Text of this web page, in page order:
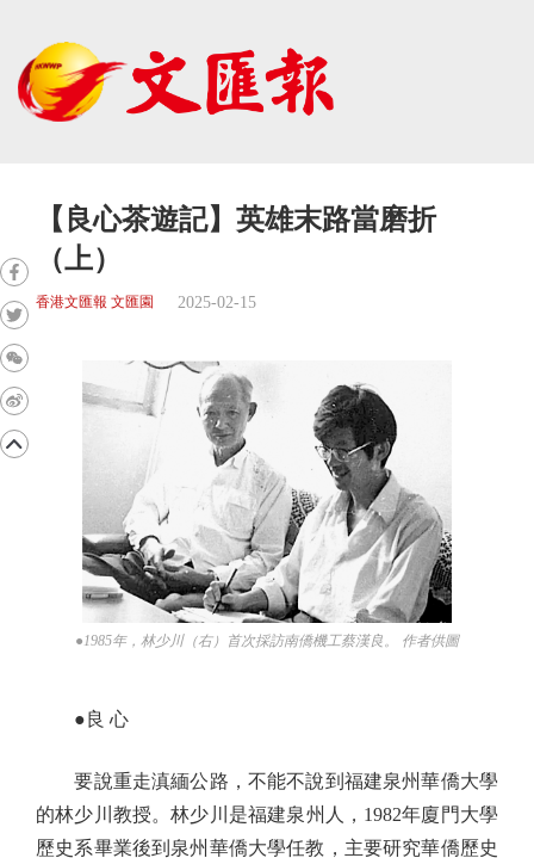
【良心茶遊記】英雄末路當磨折
（上）
香港文匯報 文匯園 2025-02-15
●1985年，林少川（右）首次採訪南僑機工蔡漢良。 作者供圖
●良 心
要說重走滇緬公路，不能不說到福建泉州華僑大學
的林少川教授。林少川是福建泉州人，1982年廈門大學
歷史系畢業後到泉州華僑大學任教，主要研究華僑歷史